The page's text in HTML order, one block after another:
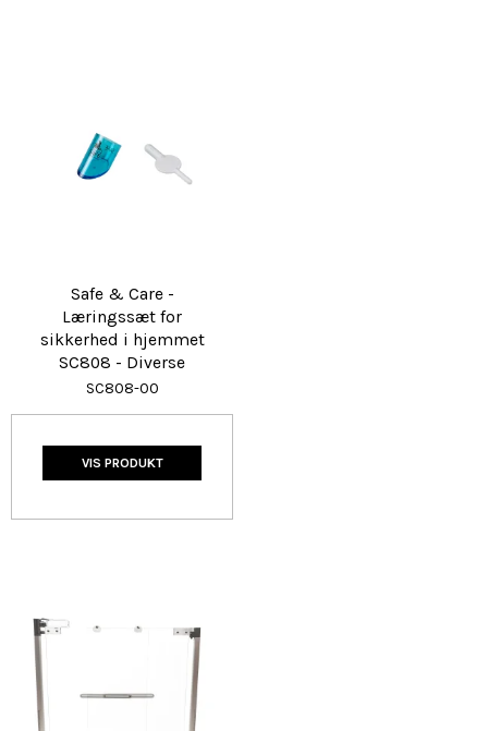
Safe & Care -
Læringssæt for
sikkerhed i hjemmet
SC808 - Diverse
SC808-00
VIS PRODUKT